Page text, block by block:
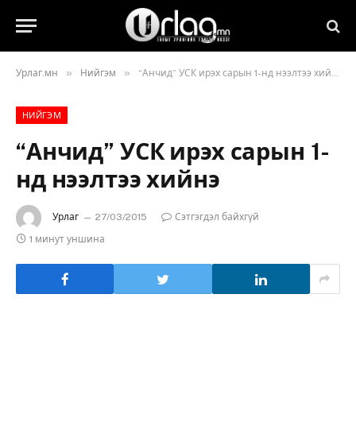
Урлаг.мн » Нийгэм » “Анчид” УСК ирэх сарын 1-нд нээлтээ хийнэ
НИЙГЭМ
“Анчид” УСК ирэх сарын 1-
нд нээлтээ хийнэ
Урлаг 27/03/2015
Сэтгэгдэл байхгүй
1 минут уншина